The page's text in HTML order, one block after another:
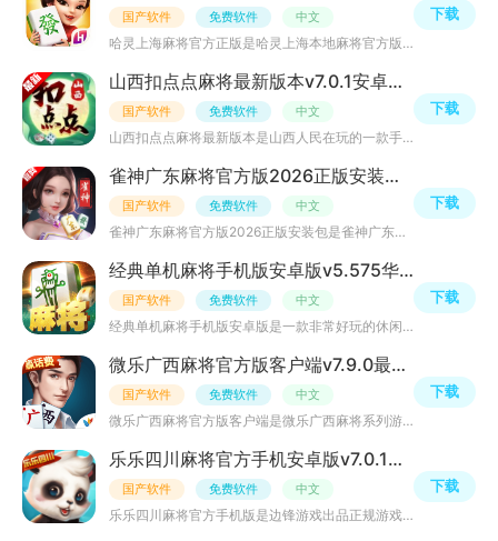
国产软件 免费软件 中文
哈灵上海麻将官方正版是哈灵上海本地麻将官方版游戏，作为一款正宗上海本地麻将游戏，融入了本地玩法，还可
下载
山西扣点点麻将最新版本v7.0.1安卓最新版
国产软件 免费软件 中文
山西扣点点麻将最新版本是山西人民在玩的一款手机麻将休闲游戏，画风十分的精美，精美3D画面流畅不卡相当稳
下载
雀神广东麻将官方版2026正版安装包v7.0.1安卓正式版
国产软件 免费软件 中文
雀神广东麻将官方版2026正版安装包是雀神广东麻将官方正版游戏，内置雀神玩法，你可以体验地道正版雀神玩法
下载
经典单机麻将手机版安卓版v5.575华为版
国产软件 免费软件 中文
经典单机麻将手机版安卓版是一款非常好玩的休闲麻将游戏，全新版本来袭，新增更多玩法模式，趣味多多欢乐无
下载
微乐广西麻将官方版客户端v7.9.0最新版
国产软件 免费软件 中文
微乐广西麻将官方版客户端是微乐广西麻将系列游戏，内置游戏大厅，玩家可自行选择自己喜欢的麻将玩法，不同
下载
乐乐四川麻将官方手机安卓版v7.0.1最新版
国产软件 免费软件 中文
乐乐四川麻将官方手机版是边锋游戏出品正规游戏，画风精美，随时随地带你体验各种趣味麻将玩法，原汁原味上
下载